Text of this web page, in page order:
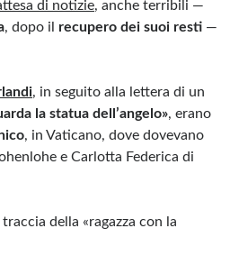
di notizie, anche terribili —
, dopo il recupero dei suoi resti —
, in seguito alla lettera di un
la statua dell’angelo», erano
, in Vaticano, dove dovevano
e Carlotta Federica di
della «ragazza con la